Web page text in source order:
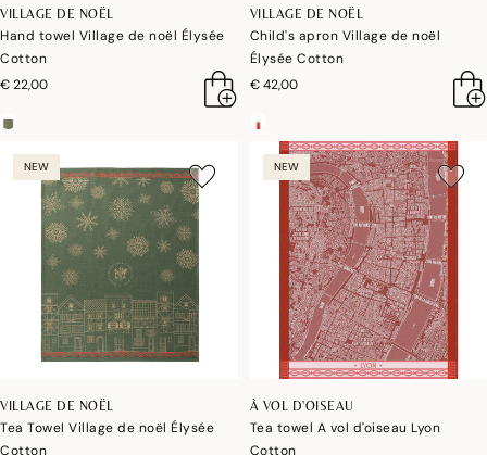
VILLAGE DE NOËL
Hand towel Village de noël Élysée
Cotton
€ 22,00
VILLAGE DE NOËL
Child's apron Village de noël
Élysée Cotton
€ 42,00
NEW
VILLAGE DE NOËL
Tea Towel Village de noël Élysée
Cotton
NEW
À VOL D'OISEAU
Tea towel A vol d'oiseau Lyon
Cotton